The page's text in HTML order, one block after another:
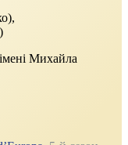
Михайла